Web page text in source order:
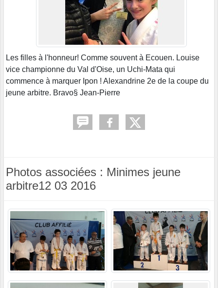
Les filles à l'honneur! Comme souvent à Ecouen. Louise
vice championne du Val d'Oise, un Uchi-Mata qui
commence à marquer Ipon ! Alexandrine 2e de la coupe du
jeune arbitre. Bravo§ Jean-Pierre
Photos associées : Minimes jeune
arbitre12 03 2016